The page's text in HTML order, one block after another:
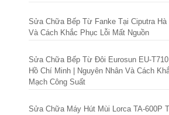
Sửa Chữa Bếp Từ Fanke Tại Ciputra Hà
Và Cách Khắc Phục Lỗi Mất Nguồn
Sửa Chữa Bếp Từ Đôi Eurosun EU-
Hồ Chí Minh | Nguyên Nhân Và Cách
Mạch Công Suất
Sửa Chữa Máy Hút Mùi Lorca TA-600P